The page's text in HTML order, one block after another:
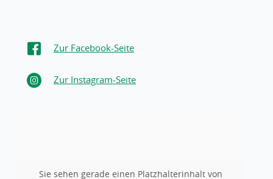
Zur Facebook-Seite
Zur Instagram-Seite
Sie sehen gerade einen Platzhalterinhalt von